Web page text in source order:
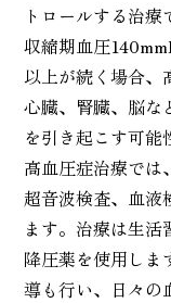
トロールする治療
収縮期血圧
以上が続く場合、
心臓、腎臓、脳な
を引き起こす可能
高血圧症治療では
超音波検査、血液
ます。治療は生
降圧薬を使用しま
導も行い、日々の